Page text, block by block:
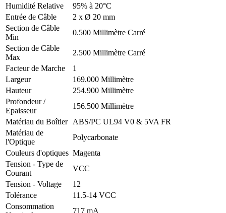
Humidité Relative
95% à 20°C
Entrée de Câble
2 x Ø 20 mm
Section de Câble
Min
0.500 Millimètre Carré
Section de Câble
Max
2.500 Millimètre Carré
Facteur de Marche
1
Largeur
169.000 Millimètre
Hauteur
254.900 Millimètre
Profondeur /
Epaisseur
156.500 Millimètre
Matériau du Boîtier ABS/PC UL94 V0 & 5VA FR
Matériau de
l'Optique
Polycarbonate
Couleurs d'optiques Magenta
Tension - Type de
Courant
VCC
Tension - Voltage
12
Tolérance
11.5-14 VCC
Consommation
717 mA